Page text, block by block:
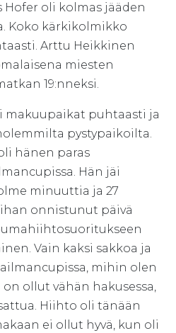
Hofer oli kolmas jääden
Koko kärkikolmikko
Arttu Heikkinen
miesten
19:nneksi.
makuupaikat puhtaasti ja
pystypaikoilta.
hänen paras
Hän jäi
minuuttia ja 27
ihan onnistunut päivä
Vain kaksi sakkoa ja
mihin olen
ollut vähän hakusessa,
Hiihto oli tänään
ei ollut hyvä, kun oli